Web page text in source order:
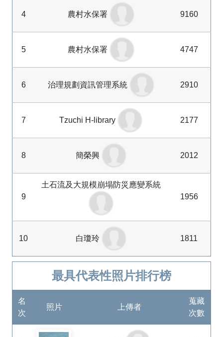
4 農村水保署 9160
5 農村水保署 4747
6 治理規劃資訊管理系統 2910
7 Tzuchi H-library 2177
8 簡榮興 2012
9
土石流及大規模崩塌防災應變系統
1956
10 白瓊玲 1811
最具代表性照片排行榜
名
次
照片 上傳者
蒐藏
次數